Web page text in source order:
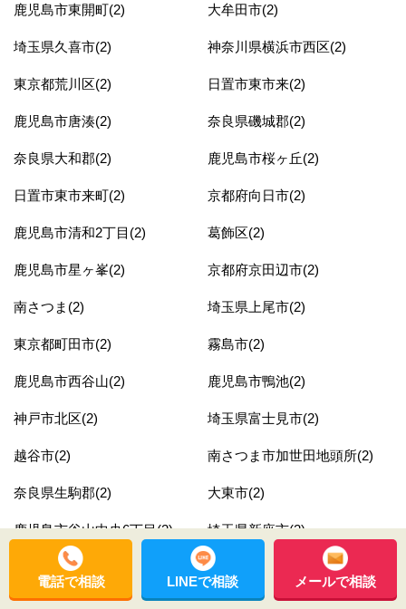
鹿児島市東開町(2) 大牟田市(2)
埼玉県久喜市(2) 神奈川県横浜市西区(2)
東京都荒川区(2) 日置市東市来(2)
鹿児島市唐湊(2) 奈良県磯城郡(2)
奈良県大和郡(2) 鹿児島市桜ヶ丘(2)
日置市東市来町(2) 京都府向日市(2)
鹿児島市清和2丁目(2) 葛飾区(2)
鹿児島市星ヶ峯(2) 京都府京田辺市(2)
南さつま(2) 埼玉県上尾市(2)
東京都町田市(2) 霧島市(2)
鹿児島市西谷山(2) 鹿児島市鴨池(2)
神戸市北区(2) 埼玉県富士見市(2)
越谷市(2) 南さつま市加世田地頭所(2)
奈良県生駒郡(2) 大東市(2)
鹿児島市谷山中央6丁目(2) 埼玉県新座市(2)
鹿児島市明和(2) 薩摩川内市(2)
鹿児島市皇徳寺台3丁目(2) 埼玉県鴻巣市(2)
電話で相談 LINEで相談 メールで相談